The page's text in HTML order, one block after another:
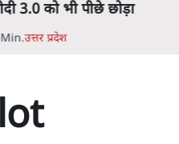
3.0 को भी पीछे छोड़ा
.उत्तर प्रदेश